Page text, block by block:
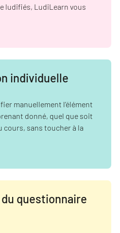
ludifiés, LudiLearn vous
individuelle
manuellement l’élément
donné, quel que soit
cours, sans toucher à la
questionnaire